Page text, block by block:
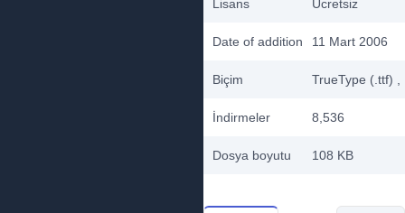
Lisans
Ücretsiz
Date of addition 11 Mart 2006
Biçim TrueType (.ttf)
İndirmeler 8,536
Dosya boyutu 108 KB